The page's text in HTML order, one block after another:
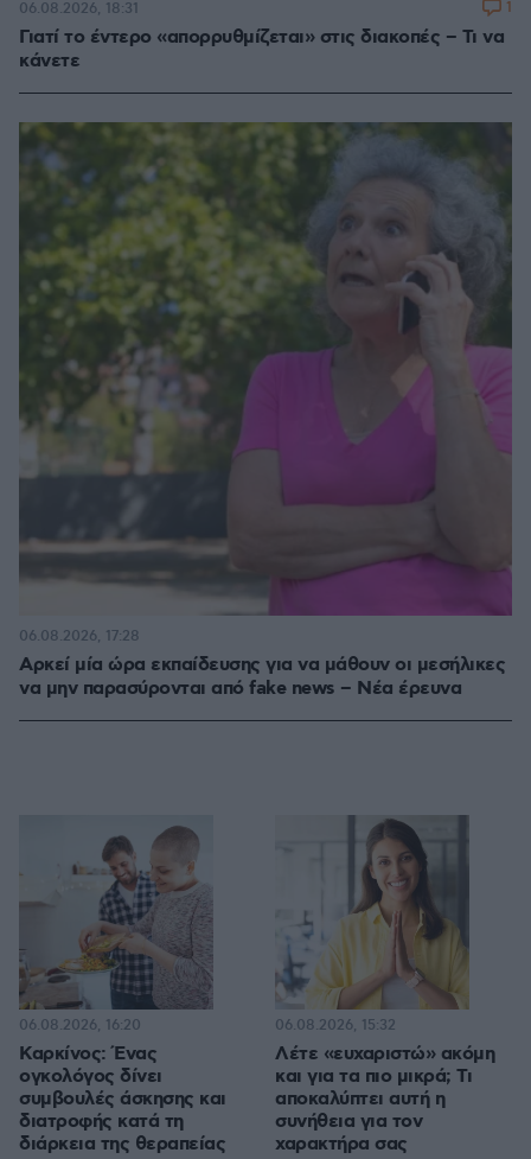
Γιατί το έντερο «απορρυθμίζεται» στις διακοπές – Τι να
κάνετε
06.08.2026, 18:31 1
Αρκεί μία ώρα εκπαίδευσης για να μάθουν οι μεσήλικες
να μην παρασύρονται από fake news – Νέα έρευνα
06.08.2026, 17:28
Καρκίνος: Ένας
ογκολόγος δίνει
συμβουλές άσκησης και
διατροφής κατά τη
διάρκεια της θεραπείας
06.08.2026, 16:20
Λέτε «ευχαριστώ» ακόμη
και για τα πιο μικρά; Τι
αποκαλύπτει αυτή η
συνήθεια για τον
χαρακτήρα σας
06.08.2026, 15:32